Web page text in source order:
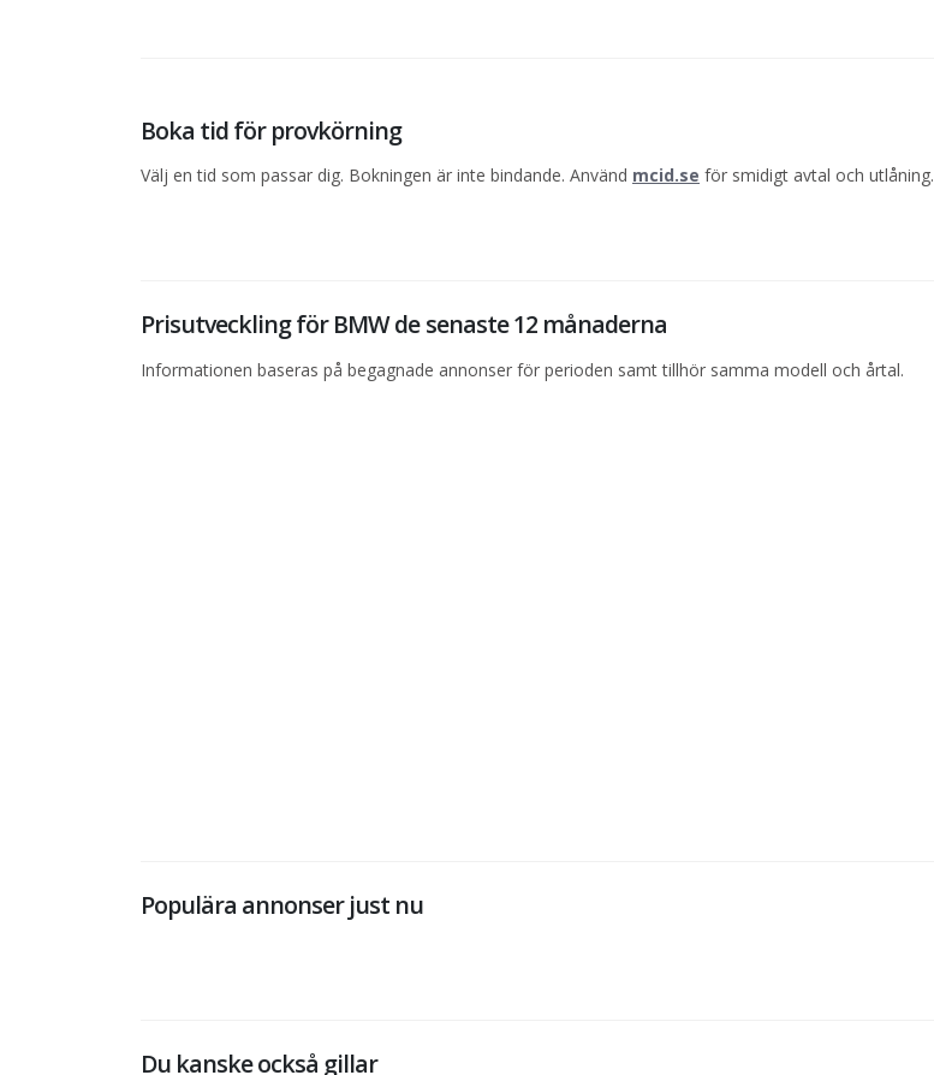
Boka tid för provkörning
Välj en tid som passar dig. Bokningen är inte bindande. Använd mcid.se för smidigt avtal och utlåning.
Prisutveckling för BMW de senaste 12 månaderna
Informationen baseras på begagnade annonser för perioden samt tillhör samma modell och årtal.
Populära annonser just nu
Du kanske också gillar